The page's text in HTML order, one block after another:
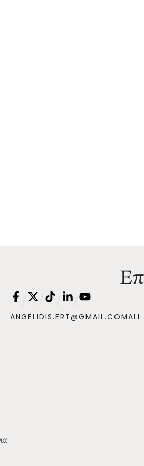
ANGELIDIS.ERT@GMAIL.COM